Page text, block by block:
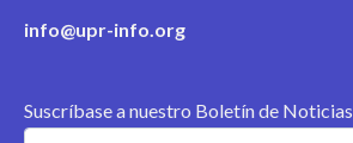
info@upr-info.org
Suscríbase a nuestro Boletín de Noticias